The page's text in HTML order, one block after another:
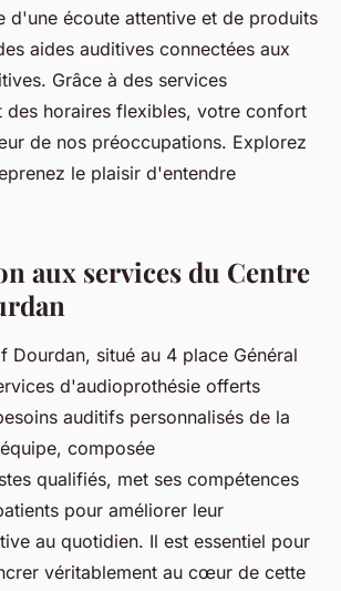
•5 min de lecture
d'une écoute attentive et de produits
aides auditives connectées aux
Grâce à des services
des horaires flexibles, votre confort
de nos préoccupations. Explorez
le plaisir d'entendre
aux services du Centre
Dourdan, situé au 4 place Général
d'audioprothésie offerts
auditifs personnalisés de la
composée
qualifiés, met ses compétences
pour améliorer leur
au quotidien. Il est essentiel pour
véritablement au cœur de cette